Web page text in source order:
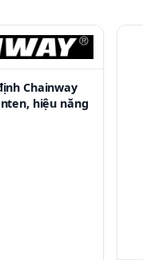
Chainway
hiệu năng